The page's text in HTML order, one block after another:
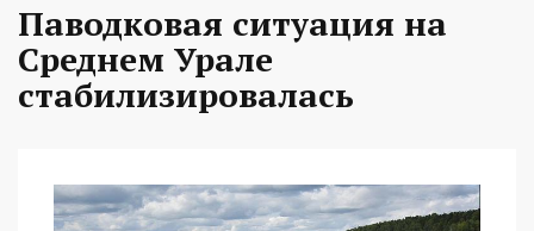
Паводковая ситуация на
Среднем Урале
стабилизировалась